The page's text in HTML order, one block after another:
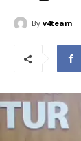
By v4team